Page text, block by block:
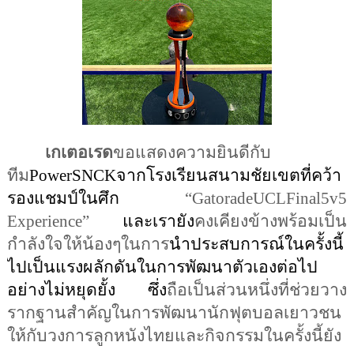
เกเตอเรดขอแสดงความยินดีกับ
ทีมPowerSNCKจากโรงเรียนสนามชัยเขตที่คว้า
รองแชมป์ในศึก “GatoradeUCLFinal5v5
Experience” และเรายังคงเคียงข้างพร้อมเป็น
กำลังใจให้น้องๆในการนำประสบการณ์ในครั้งนี้
ไปเป็นแรงผลักดันในการพัฒนาตัวเองต่อไป
อย่างไม่หยุดยั้ง ซึ่งถือเป็นส่วนหนึ่งที่ช่วยวาง
รากฐานสำคัญในการพัฒนานักฟุตบอลเยาวชน
ให้กับวงการลูกหนังไทยและกิจกรรมในครั้งนี้ยัง